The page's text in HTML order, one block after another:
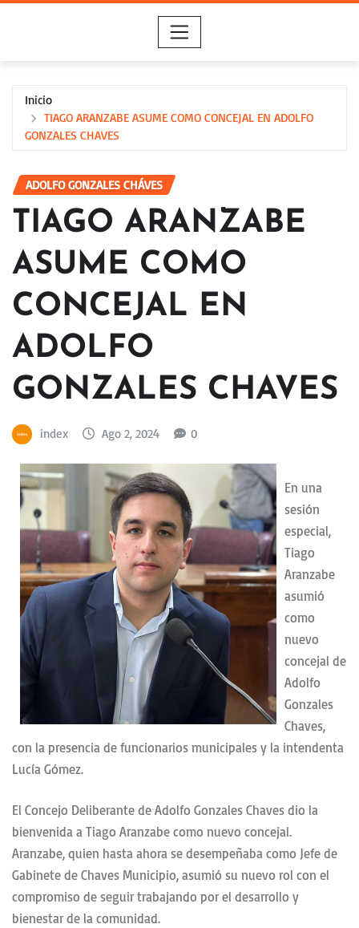
Inicio
TIAGO ARANZABE ASUME COMO CONCEJAL EN ADOLFO
GONZALES CHAVES
ADOLFO GONZALES CHÁVES
TIAGO ARANZABE
ASUME COMO
CONCEJAL EN
ADOLFO
GONZALES CHAVES
index Ago 2, 2024 0
En una
sesión
especial,
Tiago
Aranzabe
asumió
como
nuevo
concejal de
Adolfo
Gonzales
Chaves,
con la presencia de funcionarios municipales y la intendenta
Lucía Gómez.
El Concejo Deliberante de Adolfo Gonzales Chaves dio la
bienvenida a Tiago Aranzabe como nuevo concejal.
Aranzabe, quien hasta ahora se desempeñaba como Jefe de
Gabinete de Chaves Municipio, asumió su nuevo rol con el
compromiso de seguir trabajando por el desarrollo y
bienestar de la comunidad.